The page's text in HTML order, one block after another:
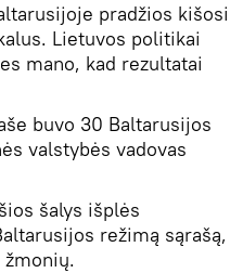
pradžios kišosi
Lietuvos politikai
mano, kad rezultatai
buvo 30 Baltarusijos
valstybės vadovas
šalys išplės
režimą sąrašą,